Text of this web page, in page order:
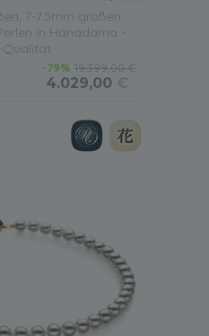
7-7.5mm großen
in Hanadama -
Qualität
-79% 19.399,00 €
4.029,00 €